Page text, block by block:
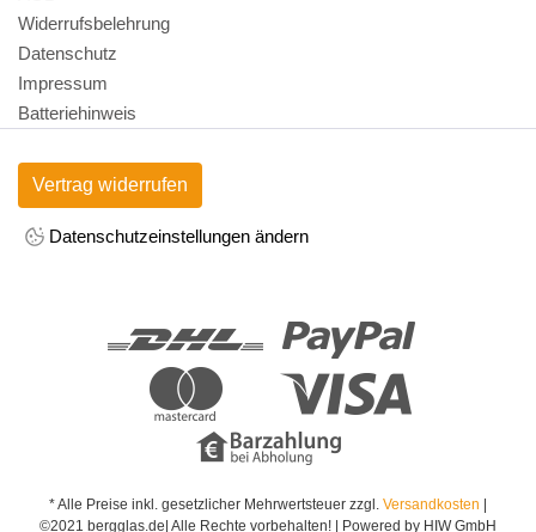
Widerrufsbelehrung
Datenschutz
Impressum
Batteriehinweis
Vertrag widerrufen
Datenschutzeinstellungen ändern
* Alle Preise inkl. gesetzlicher Mehrwertsteuer zzgl. Versandkosten |
©2021 bergglas.de| Alle Rechte vorbehalten! | Powered by HIW GmbH